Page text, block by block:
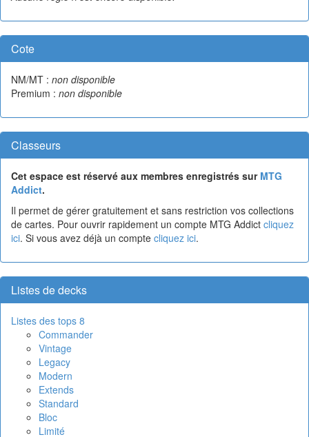
Cote
NM/MT : non disponible
Premium : non disponible
Classeurs
Cet espace est réservé aux membres enregistrés sur MTG
Addict.
Il permet de gérer gratuitement et sans restriction vos collections
de cartes. Pour ouvrir rapidement un compte MTG Addict cliquez
ici. Si vous avez déjà un compte cliquez ici.
Listes de decks
Listes des tops 8
Commander
Vintage
Legacy
Modern
Extends
Standard
Bloc
Limité